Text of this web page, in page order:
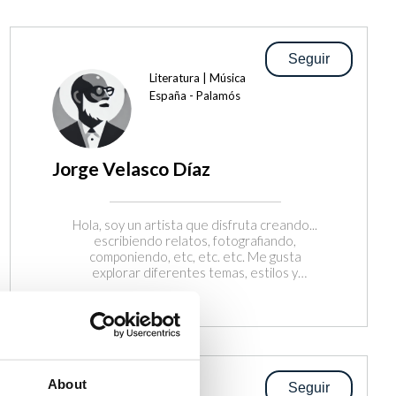
About
Seguir
Literatura | Música
España - Palamós
Jorge Velasco Díaz
Hola, soy un artista que disfruta creando...
escribiendo relatos, fotografiando,
componiendo, etc, etc. etc. Me gusta
explorar diferentes temas, estilos y
que reflejan mi visión personal y mi pasión
por el arte. Espero que te gusten y que me
sigas para estar al día de mis proyectos.
Seguir